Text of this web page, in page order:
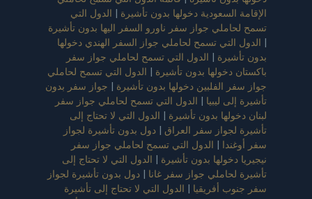
الإقامة السعودية دخولها بدون تأشيرة | الدول التي
تسمح لحاملي جواز سفر ناورو السفر اليها بدون تأشيرة
| الدول التي تسمح لحاملي جواز السفر الهندي دخولها
بدون تأشيرة | الدول التي تسمح لحاملي جواز سفر
باكستان دخولها بدون تأشيرة | الدول التي تسمح لحاملي
جواز سفر الفلبين دخولها بدون تأشيرة | جواز سفر بدون
تأشيرة إلى ليبيا | الدول التي تسمح لحاملي جواز سفر
لبنان دخولها بدون تأشيرة | الدول التي لا تحتاج إلى
تأشيرة لجواز سفر العراق | دول بدون تأشيرة لجواز
سفر أوغندا | الدول التي تسمح لحاملي جواز سفر
نيجيريا دخولها بدون تأشيرة | الدول التي لا تحتاج إلى
تأشيرة لحاملي جواز سفر غانا | دول بدون تأشيرة لجواز
سفر جنوب أفريقيا | الدول التي لا تحتاج إلى تأشيرة